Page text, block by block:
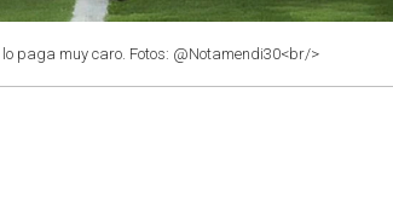
paga muy caro. Fotos: @Notamendi30<br/>